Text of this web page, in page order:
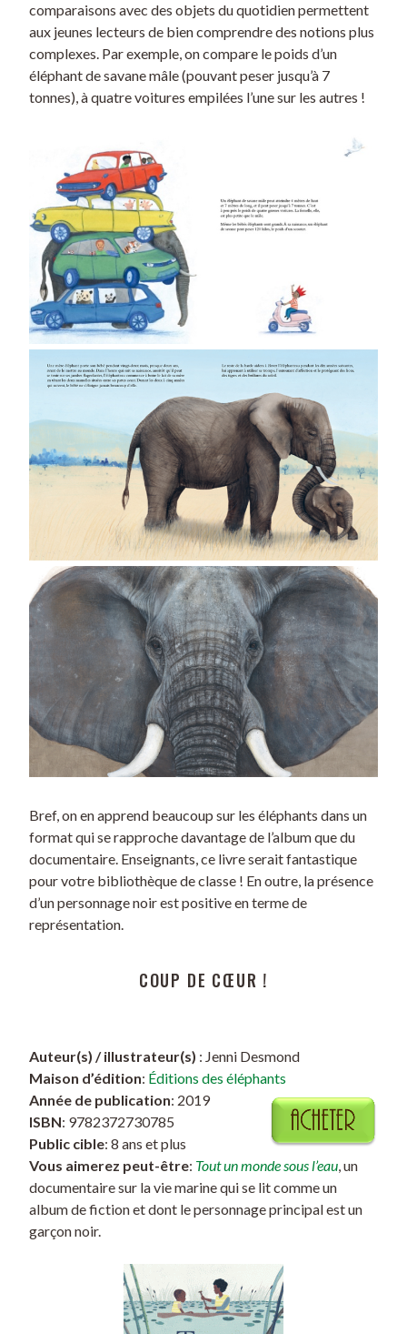
comparaisons avec des objets du quotidien permettent
aux jeunes lecteurs de bien comprendre des notions plus
complexes. Par exemple, on compare le poids d’un
éléphant de savane mâle (pouvant peser jusqu’à 7
tonnes), à quatre voitures empilées l’une sur les autres !
Bref, on en apprend beaucoup sur les éléphants dans un
format qui se rapproche davantage de l’album que du
documentaire. Enseignants, ce livre serait fantastique
pour votre bibliothèque de classe ! En outre, la présence
d’un personnage noir est positive en terme de
représentation.
COUP DE CŒUR !
Auteur(s) / illustrateur(s) : Jenni Desmond
Maison d’édition: Éditions des éléphants
Année de publication: 2019
ISBN: 9782372730785
Public cible: 8 ans et plus
Vous aimerez peut-être: Tout un monde sous l’eau, un
documentaire sur la vie marine qui se lit comme un
album de fiction et dont le personnage principal est un
garçon noir.